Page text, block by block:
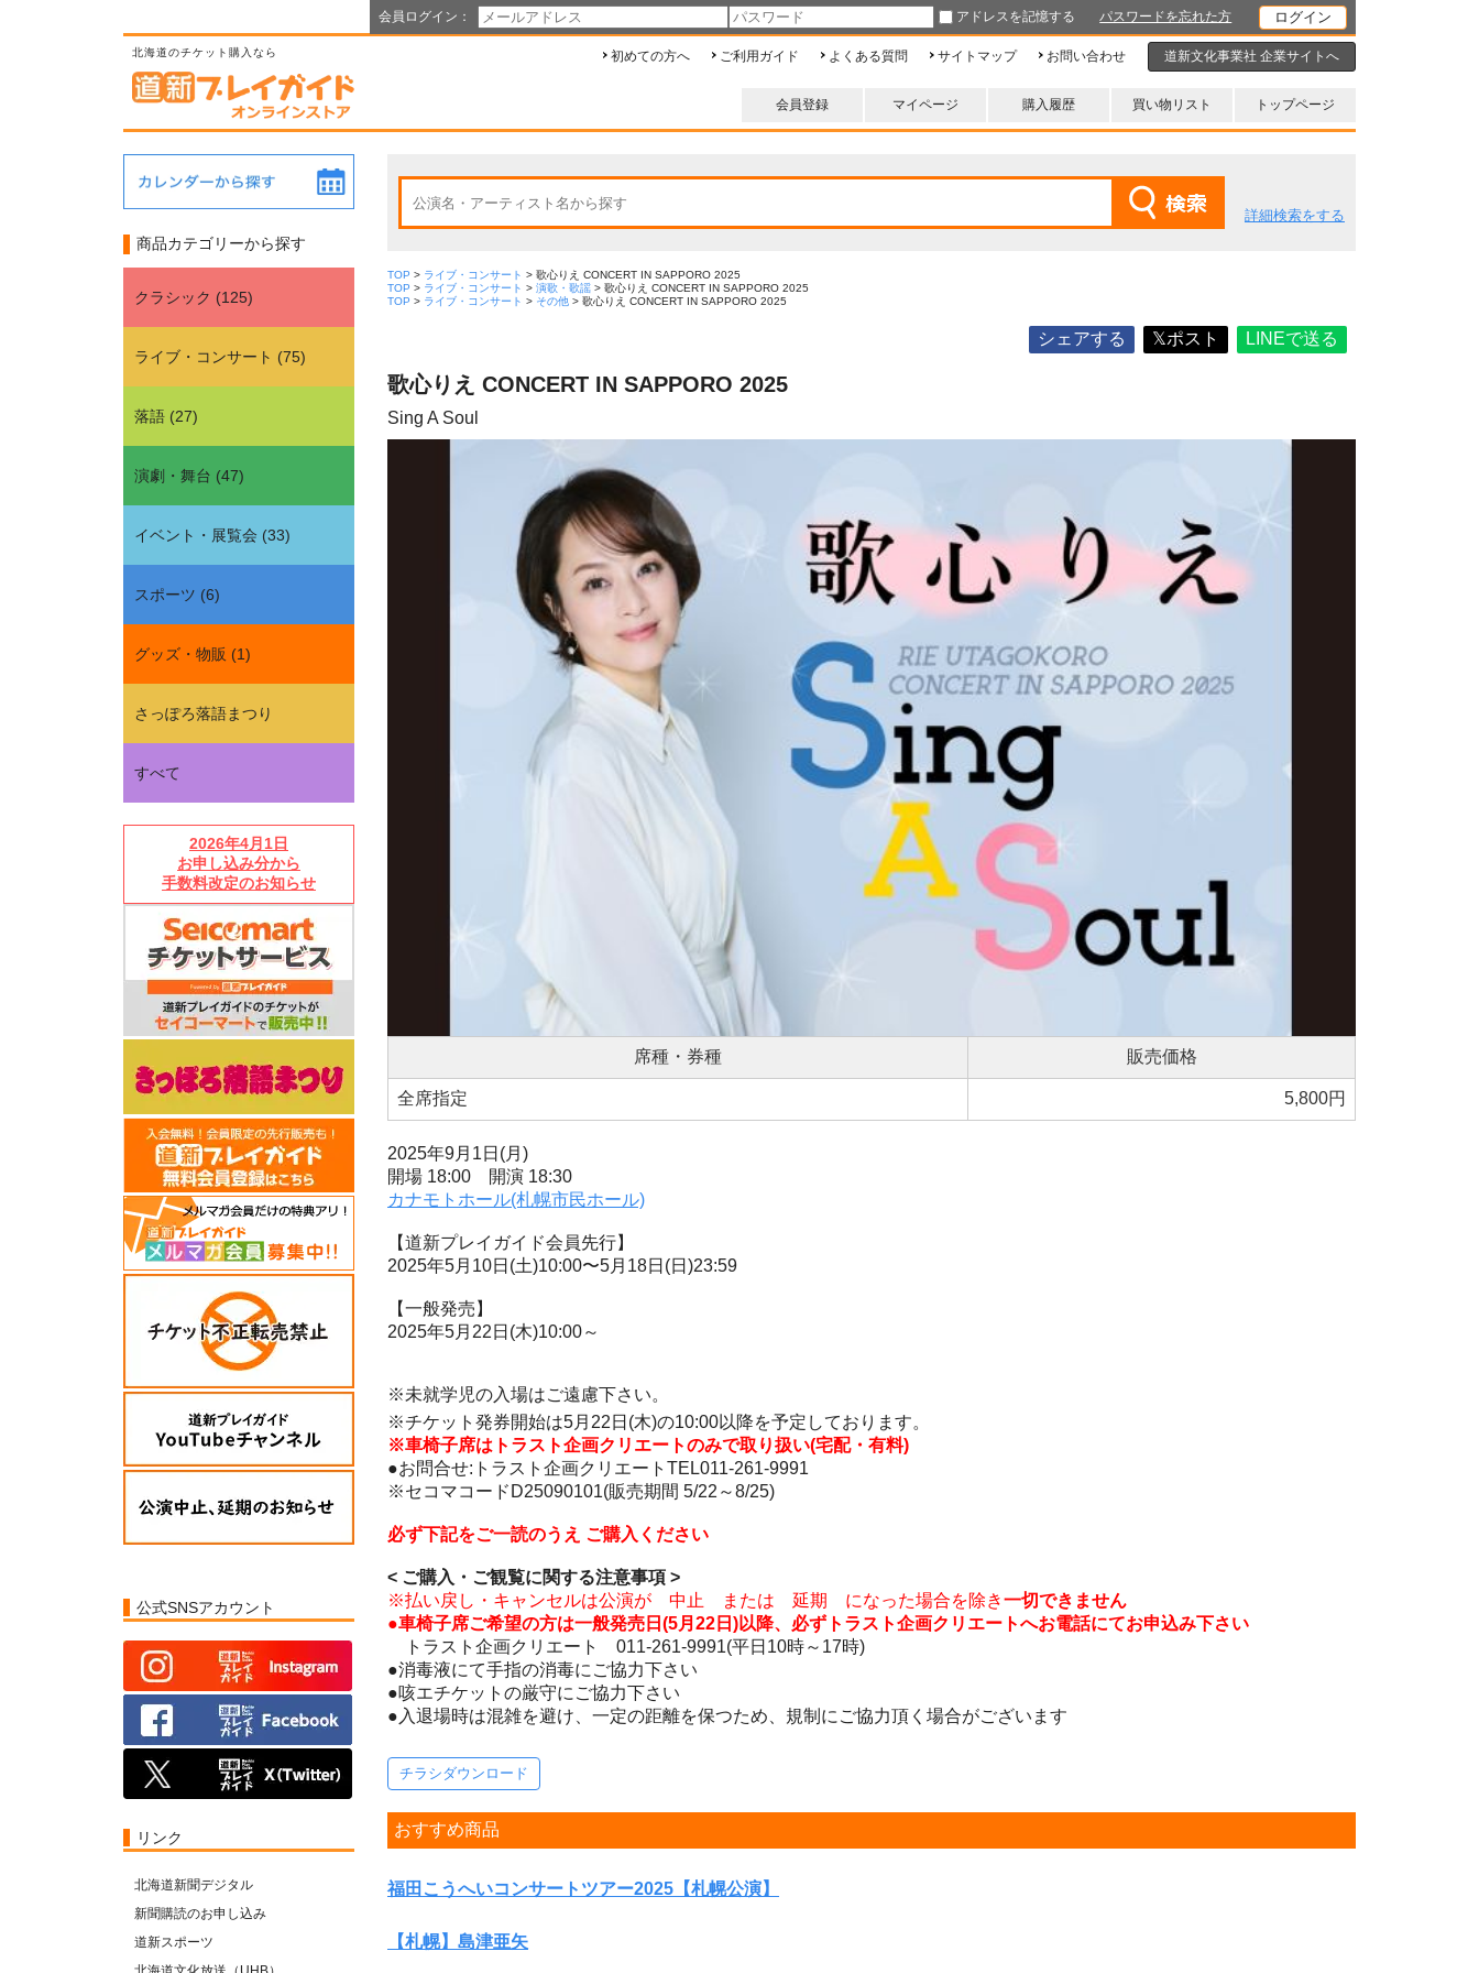
会員ログイン： アドレスを記憶する パスワードを忘れた方
北海道のチケット購入なら 初めての方へ ご利用ガイド よくある質問 サイトマップ お問い合わせ 道新文化事業社 企業サイトへ
会員登録 マイページ 購入履歴 買い物リスト トップページ
商品カテゴリーから探す
クラシック (125)
ライブ・コンサート (75)
落語 (27)
演劇・舞台 (47)
イベント・展覧会 (33)
スポーツ (6)
グッズ・物販 (1)
さっぽろ落語まつり
すべて
2026年4月1日
お申し込み分から
手数料改定のお知らせ
公式SNSアカウント
リンク
北海道新聞デジタル
新聞購読のお申し込み
道新スポーツ
詳細検索をする
TOP > ライブ・コンサート > 歌心りえ CONCERT IN SAPPORO 2025
TOP > ライブ・コンサート > 演歌・歌謡 > 歌心りえ CONCERT IN SAPPORO 2025
TOP > ライブ・コンサート > その他 > 歌心りえ CONCERT IN SAPPORO 2025
シェアする 𝕏ポスト LINEで送る
歌心りえ CONCERT IN SAPPORO 2025
Sing A Soul
席種・券種 販売価格
全席指定 5,800円
2025年9月1日(月)
開場 18:00 開演 18:30
カナモトホール(札幌市民ホール)
【道新プレイガイド会員先行】
2025年5月10日(土)10:00〜5月18日(日)23:59
【一般発売】
2025年5月22日(木)10:00～
※未就学児の入場はご遠慮下さい。
※チケット発券開始は5月22日(木)の10:00以降を予定しております。
※車椅子席はトラスト企画クリエートのみで取り扱い(宅配・有料)
●お問合せ:トラスト企画クリエートTEL011-261-9991
※セコマコードD25090101(販売期間 5/22～8/25)
必ず下記をご一読のうえ ご購入ください
< ご購入・ご観覧に関する注意事項 >
※払い戻し・キャンセルは公演が 中止 または 延期 になった場合を除き一切できません
●車椅子席ご希望の方は一般発売日(5月22日)以降、必ずトラスト企画クリエートへお電話にてお申込み下さい
トラスト企画クリエート 011-261-9991(平日10時～17時)
●消毒液にて手指の消毒にご協力下さい
●咳エチケットの厳守にご協力下さい
●入退場時は混雑を避け、一定の距離を保つため、規制にご協力頂く場合がございます
チラシダウンロード
おすすめ商品
福田こうへいコンサートツアー2025【札幌公演】
【札幌】島津亜矢